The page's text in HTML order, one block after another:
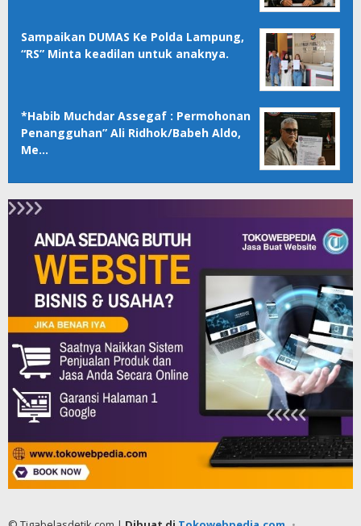
Sampaikan DUMAS Ke Polda Lampung,
“RS” Minta keadilan untuk anaknya.
*Habib Muchdar Assegaf : Permohonan
Penangguhan” Ali Ridhok/Babeh Aldo,
Me…